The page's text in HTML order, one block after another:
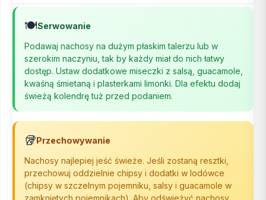
🍽️Serwowanie
Podawaj nachosy na dużym płaskim talerzu lub w
szerokim naczyniu, tak by każdy miał do nich łatwy
dostęp. Ustaw dodatkowe miseczki z salsą, guacamole,
kwaśną śmietaną i plasterkami limonki. Dla efektu dodaj
świeżą kolendrę tuż przed podaniem.
🥡Przechowywanie
Nachosy najlepiej jeść świeże. Jeśli zostaną resztki,
przechowuj oddzielnie chipsy i dodatki w lodówce
(chipsy w szczelnym pojemniku, salsy i guacamole w